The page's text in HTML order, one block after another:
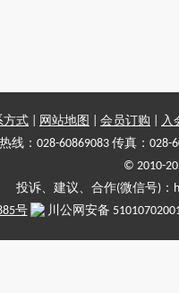
方式 网站地图 会员订购
入
线：028-60869083 传真：028-
© 2010-
投诉、建议、合作(微信号)
号
川公网安备